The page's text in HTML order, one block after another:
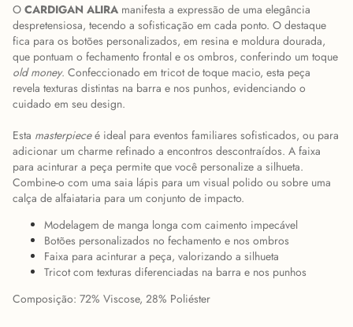
O CARDIGAN ALIRA manifesta a expressão de uma elegância
despretensiosa, tecendo a sofisticação em cada ponto. O destaque
fica para os botões personalizados, em resina e moldura dourada,
que pontuam o fechamento frontal e os ombros, conferindo um toque
old money. Confeccionado em tricot de toque macio, esta peça
revela texturas distintas na barra e nos punhos, evidenciando o
cuidado em seu design.
Esta masterpieceé ideal para eventos familiares sofisticados, ou para
adicionar um charme refinado a encontros descontraídos. A faixa
para acinturar a peça permite que você personalize a silhueta.
Combine-o com uma saia lápis para um visual polido ou sobre uma
calça de alfaiataria para um conjunto de impacto.
Modelagem de manga longa com caimento impecável
Botões personalizados no fechamento e nos ombros
Faixa para acinturar a peça, valorizando a silhueta
Tricot com texturas diferenciadas na barra e nos punhos
Composição: 72% Viscose, 28% Poliéster